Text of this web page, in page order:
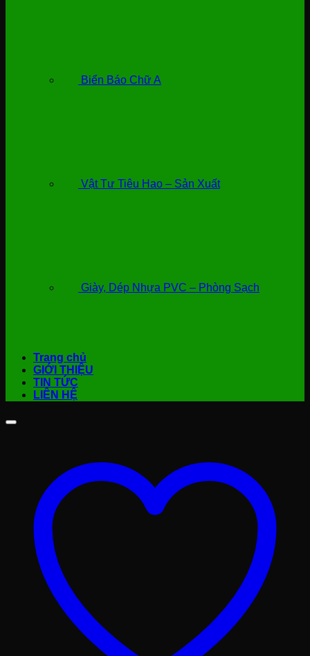
Biển Báo Chữ A
Vật Tư Tiêu Hao – Sản Xuất
Giày, Dép Nhựa PVC – Phòng Sạch
Trang chủ
GIỚI THIỆU
TIN TỨC
LIÊN HỆ